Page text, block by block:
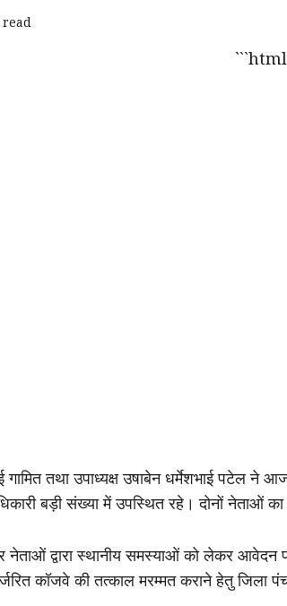
तथा उपाध्यक्ष उषाबेन धर्मेशभाई पटेल
बड़ी संख्या में उपस्थित रहे। दोनों नेताओं
द्वारा स्थानीय समस्याओं को लेकर आवेदन
कॉजवे की तत्काल मरम्मत कराने हेतु जिला